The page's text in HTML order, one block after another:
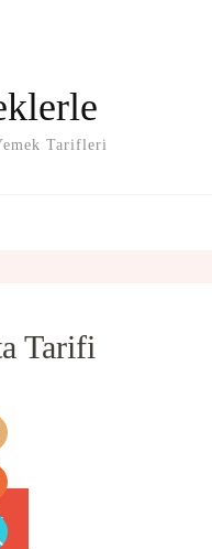
Tarifleri
Tarifi